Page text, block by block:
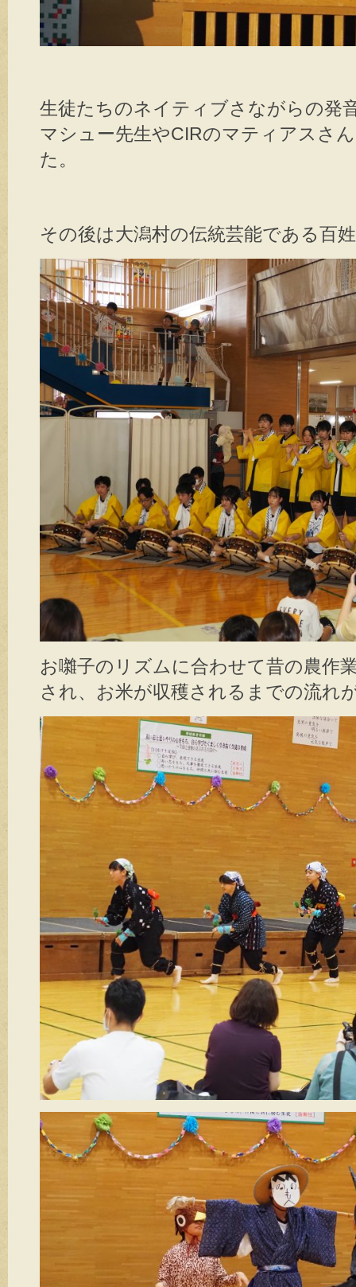
生徒たちのネイティブさながらの発
マシュー先生やCIRのマティアスさ
た。
その後は大潟村の伝統芸能である百
お囃子のリズムに合わせて昔の農作
され、お米が収穫されるまでの流れ